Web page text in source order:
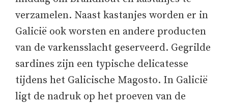
verzamelen. Naast kastanjes worden er in
Galicië ook worsten en andere producten
van de varkensslacht geserveerd. Gegrilde
sardines zijn een typische delicatesse
tijdens het Galicische Magosto. In Galicië
ligt de nadruk op het proeven van de